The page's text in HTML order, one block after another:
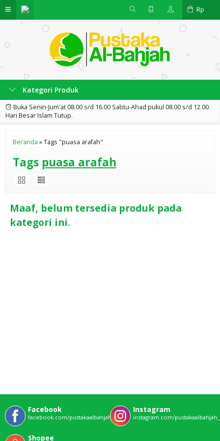
Rp
Kategori Produk
Buka Senin-Jum'at 08.00 s/d 16.00 Sabtu-Ahad pukul 08.00 s/d 12.00.
Hari Besar Islam Tutup.
Beranda »Tags "puasa arafah"
Tags puasa arafah
Maaf, belum tersedia produk pada
kategori ini.
Facebook
facebook.com/pustakaalbahjahofficial
Instagram
instagram.com/
Shopee